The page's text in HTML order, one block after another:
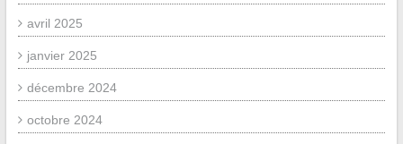
avril 2025
janvier 2025
décembre 2024
octobre 2024